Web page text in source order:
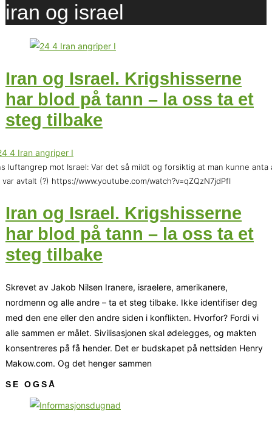
iran og israel
Iran og Israel. Krigshisserne
har blod på tann – la oss ta et
steg tilbake
luftangrep mot Israel: Var det så mildt og forsiktig at man kunne anta
avtalt (?) https://www.youtube.com/watch?v=qZQzN7jdPfI
Iran og Israel. Krigshisserne
har blod på tann – la oss ta et
steg tilbake
Skrevet av Jakob Nilsen Iranere, israelere, amerikanere,
nordmenn og alle andre – ta et steg tilbake. Ikke identifiser deg
med den ene eller den andre siden i konflikten. Hvorfor? Fordi vi
alle sammen er målet. Sivilisasjonen skal ødelegges, og makten
konsentreres på få hender. Det er budskapet på nettsiden Henry
Makow.com. Og det henger sammen
SE OGSÅ